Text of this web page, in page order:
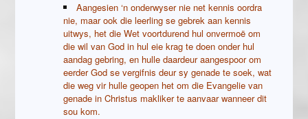
Aangesien ‘n onderwyser nie net kennis oordra
nie, maar ook die leerling se gebrek aan kennis
uitwys, het die Wet voortdurend hul onvermoë om
die wil van God in hul eie krag te doen onder hul
aandag gebring, en hulle daardeur aangespoor om
eerder God se vergifnis deur sy genade te soek, wat
die weg vir hulle geopen het om die Evangelie van
genade in Christus makliker te aanvaar wanneer dit
sou kom.